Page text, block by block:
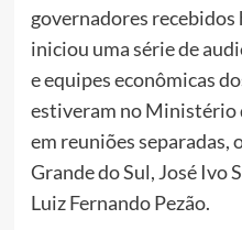
governadores
iniciou uma série de
e equipes econômicas
estiveram no Ministério
em reuniões separadas,
Grande do Sul, José Ivo
Luiz Fernando Pezão.